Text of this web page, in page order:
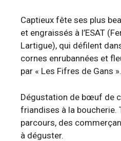
Captieux fête ses plus
et engraissés à l’ESAT
Lartigue), qui défilent
cornes enrubannées et
par « Les Fifres de Gans ».
Dégustation de bœuf de
friandises à la boucherie.
parcours, des
à déguster.